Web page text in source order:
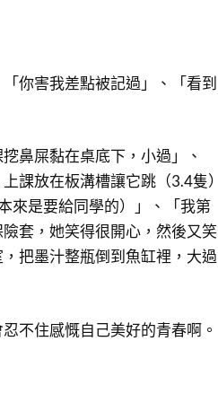
你害我差點被記過」、「看到
鼻屎黏在桌底下，小過」、
課放在板溝槽讓它跳（3.4隻）
來是要給同學的）」、「我第
套，她笑得很開心，然後又笑
把墨汁整瓶倒到魚缸裡，大過
不住感慨自己美好的青春啊。